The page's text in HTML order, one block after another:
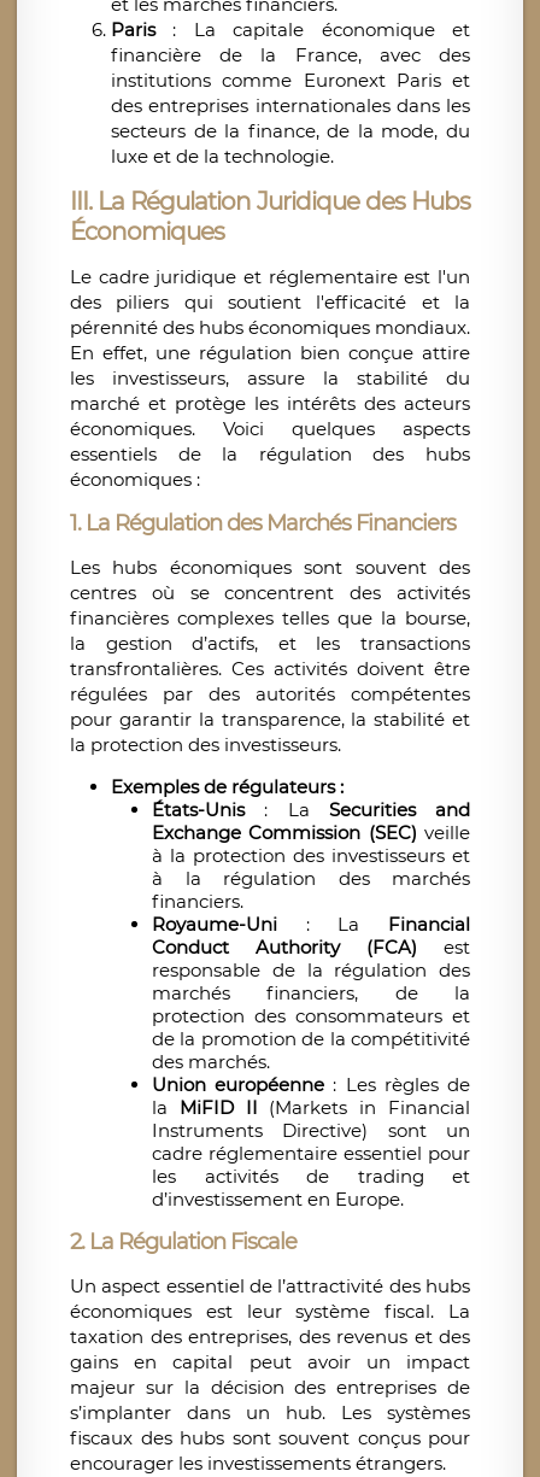
et les marchés financiers.
Paris: La capitale économique et
financière de la France, avec des
institutions comme Euronext Paris et
des entreprises internationales dans les
secteurs de la finance, de la mode, du
luxe et de la technologie.
III. La Régulation Juridique des Hubs
Économiques
Le cadre juridique et réglementaire est l'un
des piliers qui soutient l'efficacité et la
pérennité des hubs économiques mondiaux.
En effet, une régulation bien conçue attire
les investisseurs, assure la stabilité du
marché et protège les intérêts des acteurs
économiques. Voici quelques aspects
essentiels de la régulation des hubs
économiques :
1. La Régulation des Marchés Financiers
Les hubs économiques sont souvent des
centres où se concentrent des activités
financières complexes telles que la bourse,
la gestion d’actifs, et les transactions
transfrontalières. Ces activités doivent être
régulées par des autorités compétentes
pour garantir la transparence, la stabilité et
la protection des investisseurs.
Exemples de régulateurs :
États-Unis: La Securities and
Exchange Commission (SEC) veille
à la protection des investisseurs et
à la régulation des marchés
financiers.
Royaume-Uni : La Financial
Conduct Authority (FCA) est
responsable de la régulation des
marchés financiers, de la
protection des consommateurs et
de la promotion de la compétitivité
des marchés.
Union européenne : Les règles de
la MiFID II (Markets in Financial
Instruments Directive) sont un
cadre réglementaire essentiel pour
les activités de trading et
d’investissement en Europe.
2. La Régulation Fiscale
Un aspect essentiel de l’attractivité des hubs
économiques est leur système fiscal. La
taxation des entreprises, des revenus et des
gains en capital peut avoir un impact
majeur sur la décision des entreprises de
s’implanter dans un hub. Les systèmes
fiscaux des hubs sont souvent conçus pour
encourager les investissements étrangers.